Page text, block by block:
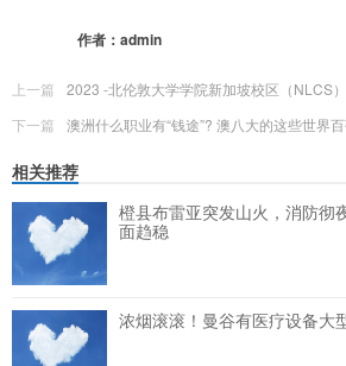
作者： admin
上一篇
2023 -北伦敦大学学院新加坡校区（NLCS
下一篇
澳洲什么职业有“钱途”? 澳八大的这些世界
相关推荐
橙县布雷亚突发山火，消防彻
面趋稳
浓烟滚滚！曼谷有医疗设备大